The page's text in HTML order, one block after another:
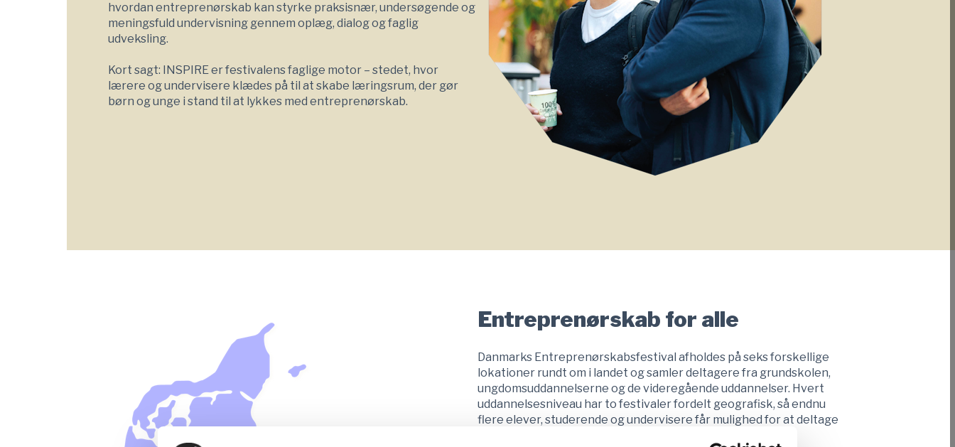
hvordan entreprenørskab kan styrke praksisnær, undersøgende og
meningsfuld undervisning gennem oplæg, dialog og faglig
udveksling.
Kort sagt: INSPIRE er festivalens faglige motor – stedet, hvor
lærere og undervisere klædes på til at skabe læringsrum, der gør
børn og unge i stand til at lykkes med entreprenørskab.
Entreprenørskab for alle
Danmarks Entreprenørskabsfestival afholdes på seks forskellige
lokationer rundt om i landet og samler deltagere fra grundskolen,
ungdomsuddannelserne og de videregående uddannelser. Hvert
uddannelsesniveau har to festivaler fordelt geografisk, så endnu
flere elever, studerende og undervisere får mulighed for at deltage